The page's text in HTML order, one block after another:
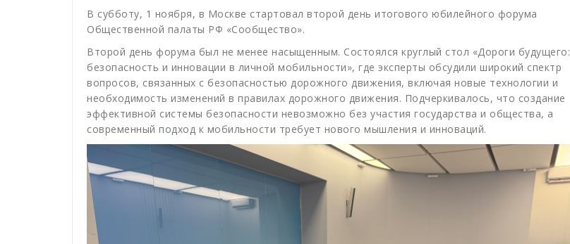
В субботу, 1 ноября, в Москве стартовал второй день итогового юбилейного форума
Общественной палаты РФ «Сообщество».
Второй день форума был не менее насыщенным. Состоялся круглый стол «Дороги будущего:
безопасность и инновации в личной мобильности», где эксперты обсудили широкий спектр
вопросов, связанных с безопасностью дорожного движения, включая новые технологии и
необходимость изменений в правилах дорожного движения. Подчеркивалось, что создание
эффективной системы безопасности невозможно без участия государства и общества, а
современный подход к мобильности требует нового мышления и инноваций.